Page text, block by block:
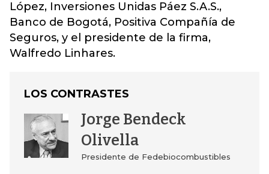
López, Inversiones Unidas Páez S.A.S.,
Banco de Bogotá, Positiva Compañía de
Seguros, y el presidente de la firma,
Walfredo Linhares.
LOS CONTRASTES
Jorge Bendeck
Olivella
Presidente de Fedebiocombustibles